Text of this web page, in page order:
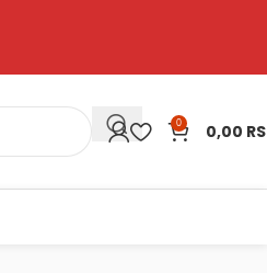
0 0,00